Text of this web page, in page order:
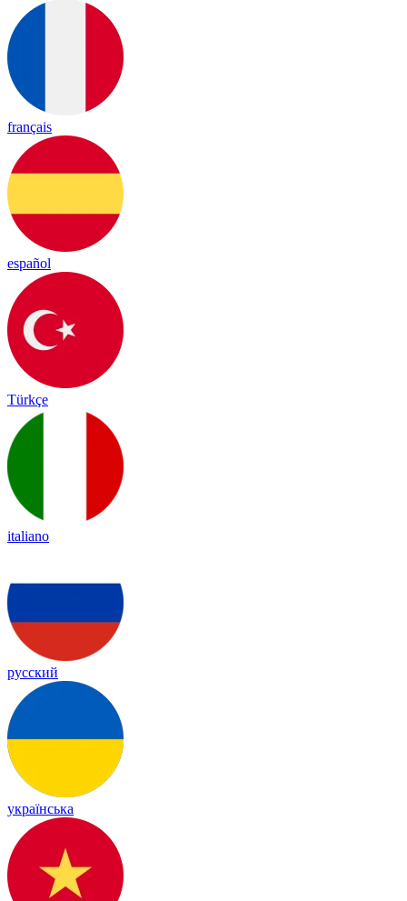
français
español
Türkçe
italiano
русский
українська